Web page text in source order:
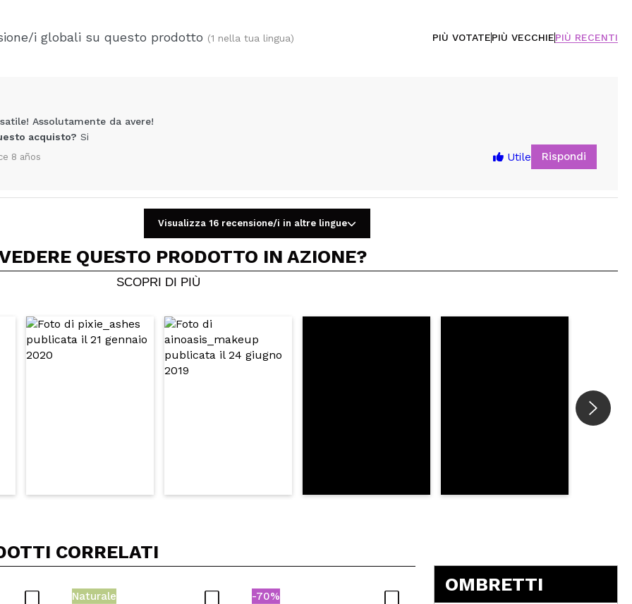
i globali su questo prodotto (1 nella tua lingua) PIÙ VOTATEPIÙ VECCHIEPIÙ RECENTI
Condividi un video o una foto
Il tuo video potrebbe essere il primo. Immaginalo...
Assolutamente da avere!
acquisto? Si
8 años Utile Rispondi
Visualizza 16 recensione/i in altre lingue
QUESTO PRODOTTO IN AZIONE?
SCOPRI DI PIÙ
CORRELATI
Naturale -70%
OMBRETTI